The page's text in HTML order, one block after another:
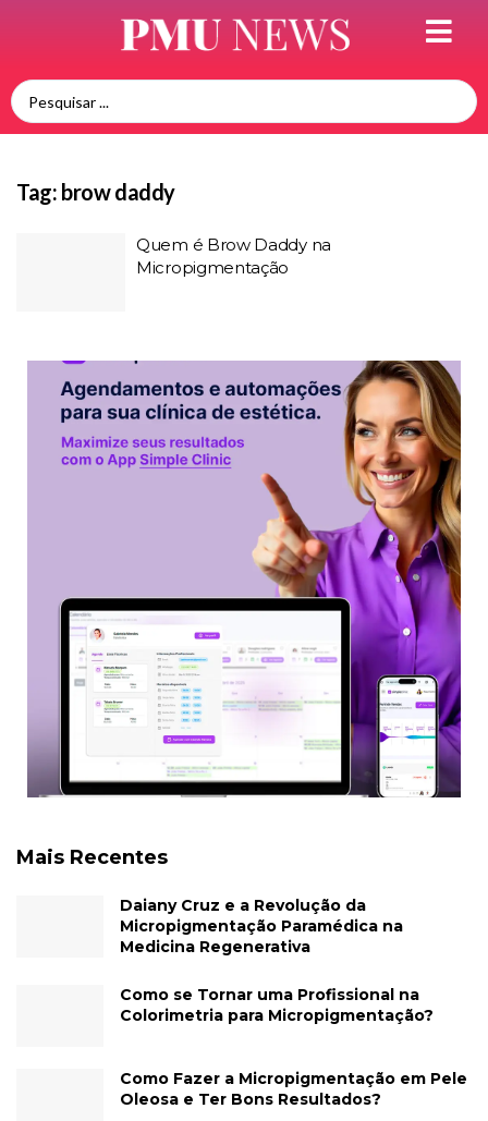
Tag: brow daddy
Quem é Brow Daddy na
Micropigmentação
Mais Recentes
Daiany Cruz e a Revolução da
Micropigmentação Paramédica na
Medicina Regenerativa
Como se Tornar uma Profissional na
Colorimetria para Micropigmentação?
Como Fazer a Micropigmentação em Pele
Oleosa e Ter Bons Resultados?